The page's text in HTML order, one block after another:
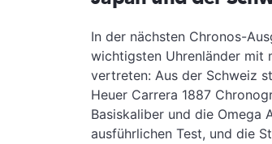
In der nächsten Chronos-
wichtigsten Uhrenländer mit
vertreten: Aus der Schweiz
Heuer Carrera 1887
Basiskaliber und die Omega
ausführlichen Test, und die